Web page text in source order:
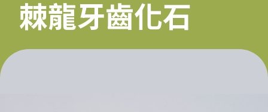
認識我們
棘龍牙齒化石